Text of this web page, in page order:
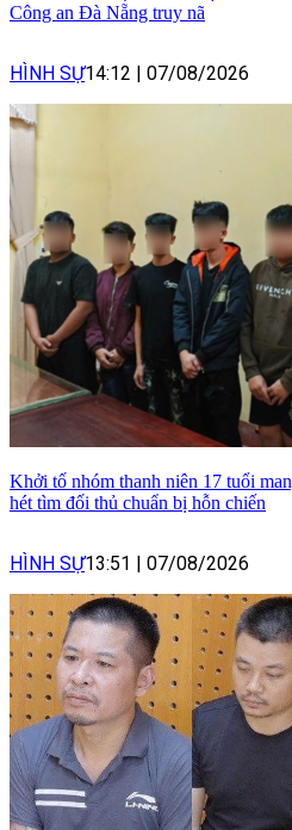
Công an Đà Nẵng truy nã
HÌNH SỰ14:12 07/08/2026
Khởi tố nhóm thanh niên 17 tuổi
hét tìm đối thủ chuẩn bị hỗn chiến
HÌNH SỰ13:51 07/08/2026